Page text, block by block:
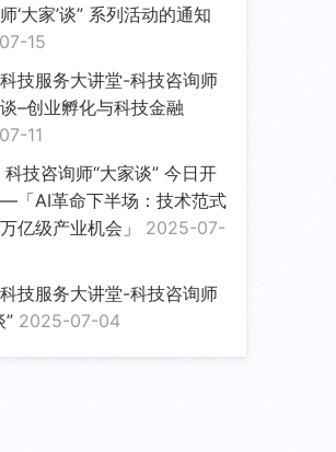
‘大家’谈” 系列活动的通知
15
技服务大讲堂-科技咨询师
谈–创业孵化与科技金融
11
技咨询师“大家谈” 今日开
「AI革命下半场：技术范式
亿级产业机会」 2025-07-
技服务大讲堂-科技咨询师
” 2025-07-04